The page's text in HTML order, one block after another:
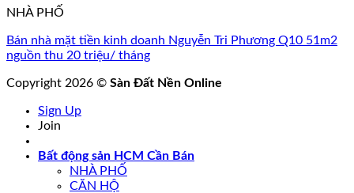
NHÀ PHỐ
Bán nhà mặt tiền kinh doanh Nguyễn Tri Phương Q10 51m2
nguồn thu 20 triệu/ tháng
Copyright 2026 © Sàn Đất Nền Online
Sign Up
Join
Bất động sản HCM Cần Bán
NHÀ PHỐ
CĂN HỘ